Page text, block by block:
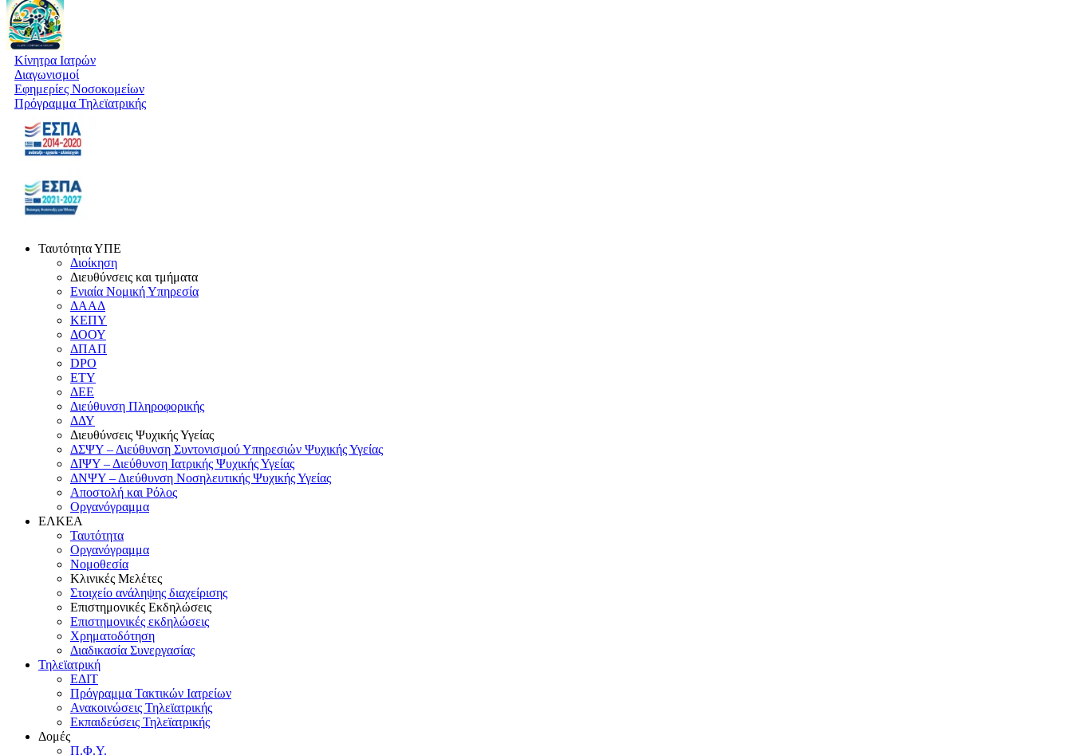
Κίνητρα Ιατρών
Διαγωνισμοί
Εφημερίες Νοσοκομείων
Πρόγραμμα Τηλεϊατρικής
Ταυτότητα ΥΠΕ
Διοίκηση
Διευθύνσεις και τμήματα
Ενιαία Νομική Υπηρεσία
ΔΑΑΔ
ΚΕΠΥ
ΔΟΟΥ
ΔΠΑΠ
DPO
ΕΤΥ
ΔΕΕ
Διεύθυνση Πληροφορικής
ΔΔΥ
Διευθύνσεις Ψυχικής Υγείας
ΔΣΨΥ – Διεύθυνση Συντονισμού Υπηρεσιών Ψυχικής Υγείας
ΔΙΨΥ – Διεύθυνση Ιατρικής Ψυχικής Υγείας
ΔΝΨΥ – Διεύθυνση Νοσηλευτικής Ψυχικής Υγείας
Αποστολή και Ρόλος
Οργανόγραμμα
ΕΛΚΕΑ
Ταυτότητα
Οργανόγραμμα
Νομοθεσία
Κλινικές Μελέτες
Στοιχείο ανάληψης διαχείρισης
Επιστημονικές Εκδηλώσεις
Επιστημονικές εκδηλώσεις
Χρηματοδότηση
Διαδικασία Συνεργασίας
Τηλεϊατρική
ΕΔΙΤ
Πρόγραμμα Τακτικών Ιατρείων
Ανακοινώσεις Τηλεϊατρικής
Εκπαιδεύσεις Τηλεϊατρικής
Δομές
Π.Φ.Υ.